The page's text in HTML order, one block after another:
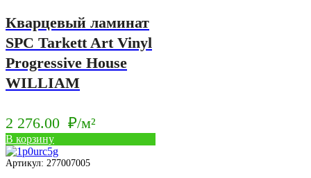
Кварцевый ламинат
SPC Tarkett Art Vinyl
Progressive House
WILLIAM
2 276.00 ₽/м²
В корзину
Артикул: 277007005